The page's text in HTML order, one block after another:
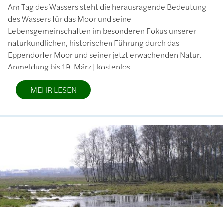
Am Tag des Wassers steht die herausragende Bedeutung
des Wassers für das Moor und seine
Lebensgemeinschaften im besonderen Fokus unserer
naturkundlichen, historischen Führung durch das
Eppendorfer Moor und seiner jetzt erwachenden Natur.
Anmeldung bis 19. März | kostenlos
MEHR LESEN